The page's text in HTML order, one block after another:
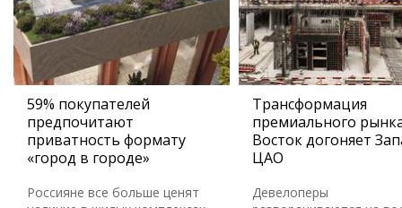
59% покупателей
предпочитают
приватность формату
«город в городе»
Россияне все больше ценят
Трансформация
премиального
Восток догоняет
ЦАО
Девелоперы